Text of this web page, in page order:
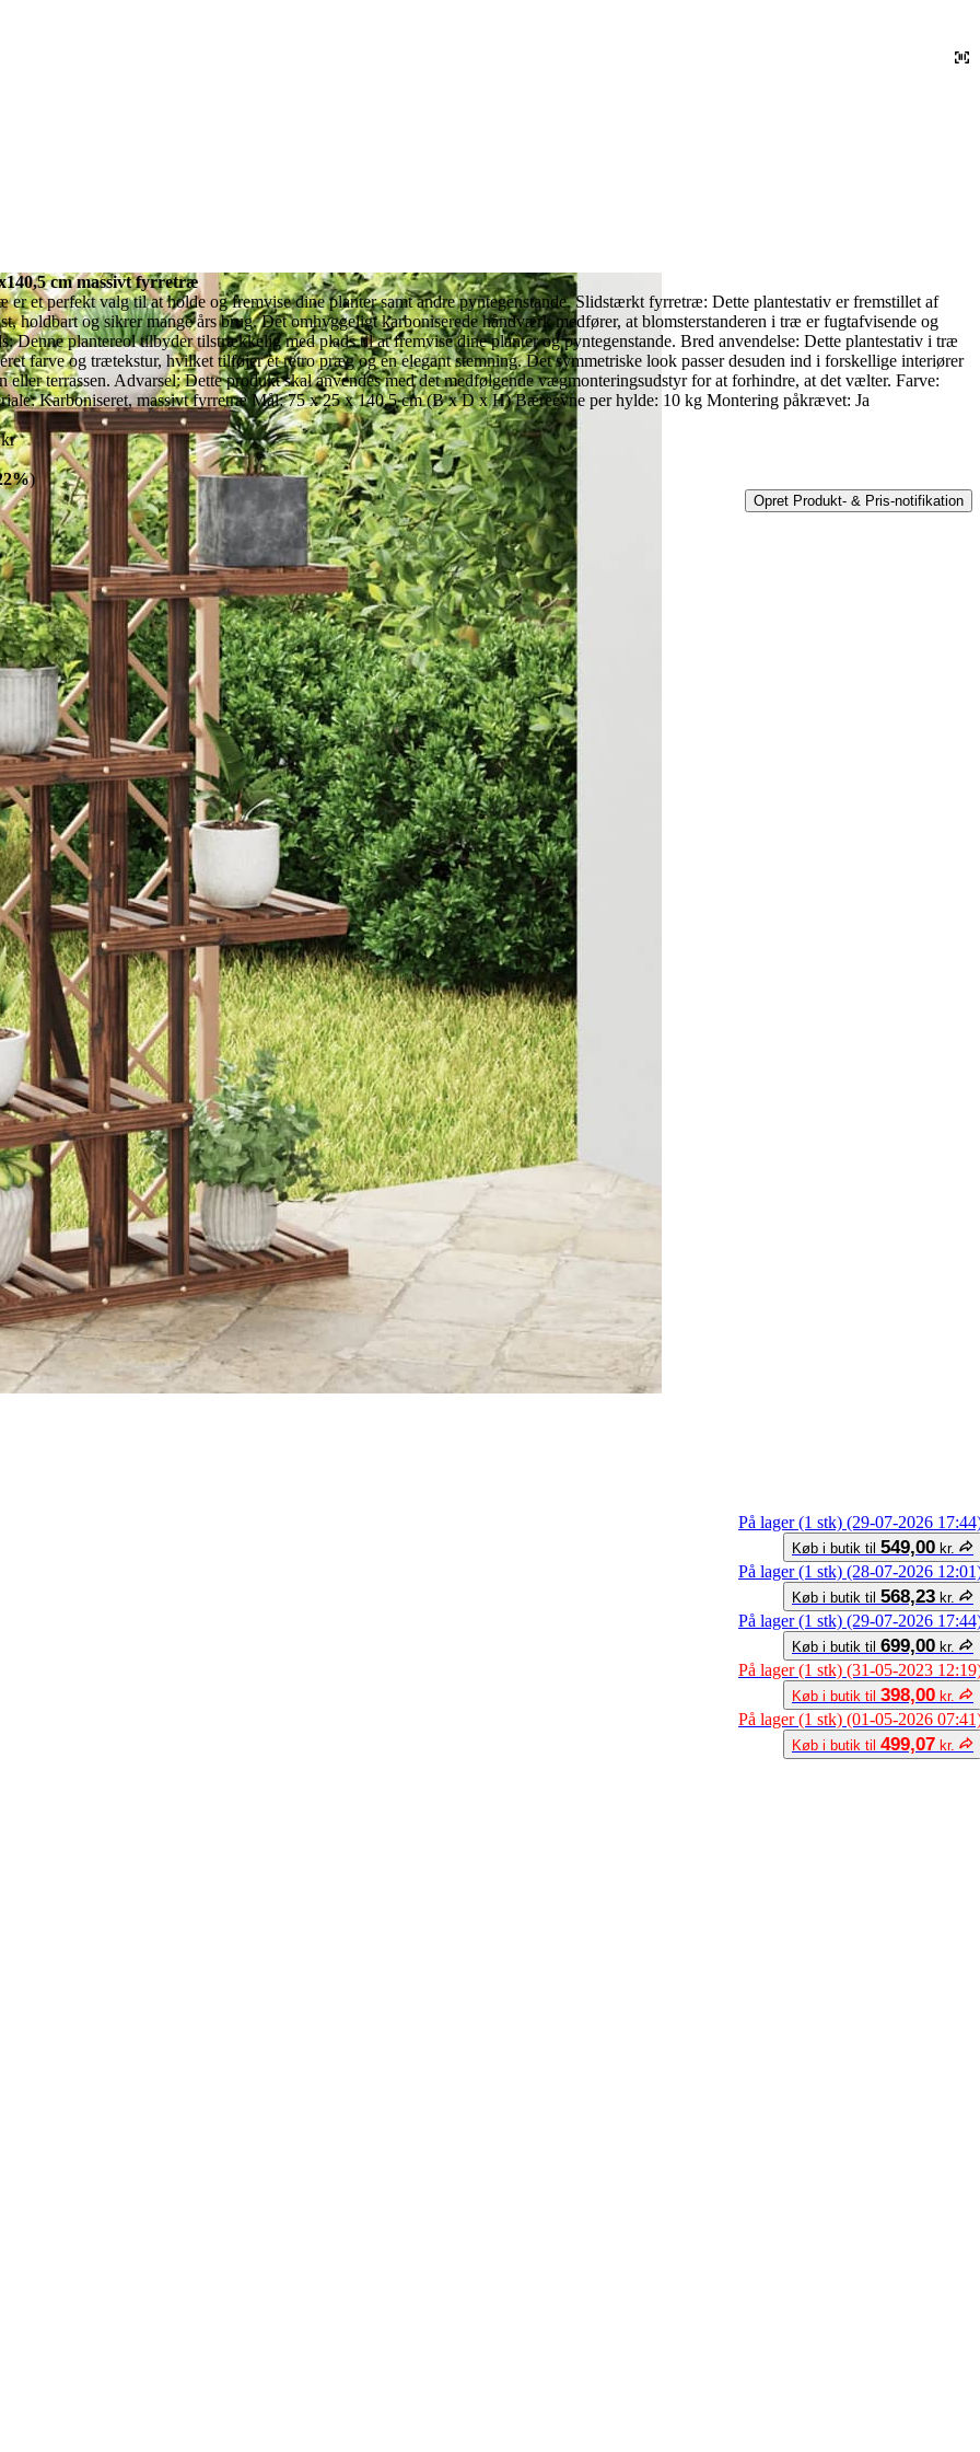
cm massivt fyrretræ
er et perfekt valg til at holde og fremvise dine planter samt andre pyntegenstande. Slidstærkt fyrretræ: Dette plantestativ er fremstillet af
holdbart og sikrer mange års brug. Det omhyggeligt karboniserede håndværk medfører, at blomsterstanderen i træ er fugtafvisende og
Denne plantereol tilbyder tilstrækkelig med plads til at fremvise dine planter og pyntegenstande. Bred anvendelse: Dette plantestativ i træ
farve og trætekstur, hvilket tilføjer et retro præg og en elegant stemning. Det symmetriske look passer desuden ind i forskellige interiører
eller terrassen. Advarsel: Dette produkt skal anvendes med det medfølgende vægmonteringsudstyr for at forhindre, at det vælter. Farve:
Karboniseret, massivt fyrretræ Mål: 75 x 25 x 140,5 cm (B x D x H) Bæreevne per hylde: 10 kg Montering påkrævet: Ja
)
Opret Produkt- & Pris-notifikation
På lager (1 stk) (29-07-2026
Køb i butik til 549,00 kr.
På lager (1 stk) (28-07-2026
Køb i butik til 568,23 kr.
På lager (1 stk) (29-07-2026
Køb i butik til 699,00 kr.
På lager (1 stk) (31-05-2023
Køb i butik til 398,00 kr.
På lager (1 stk) (01-05-2026
Køb i butik til 499,07 kr.